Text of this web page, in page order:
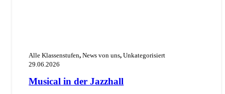
Alle Klassenstufen,News von uns,Unkategorisiert
29.06.2026
Musical in der Jazzhall